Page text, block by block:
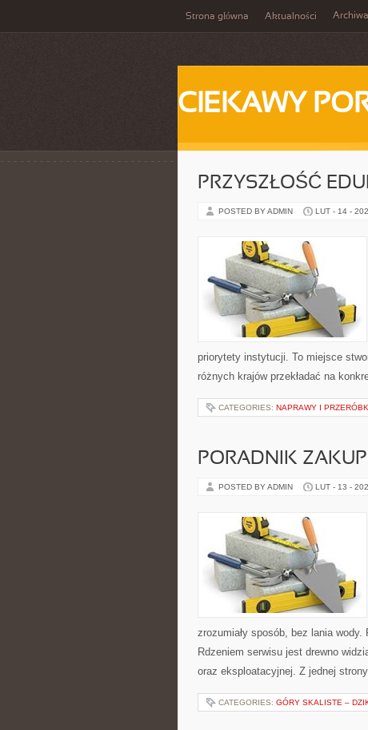
Strona główna Aktualności Archiwa
CIEKAWY
PRZYSZŁOŚĆ
POSTED BY ADMIN LUT - 14 -
priorytety instytucji. To miejsce
różnych krajów przekładać na
CATEGORIES: NAPRAWY I
PORADNIK
POSTED BY ADMIN LUT - 13 -
zrozumiały sposób, bez lania
Rdzeniem serwisu jest drewno
oraz eksploatacyjnej. Z jednej
CATEGORIES: GÓRY SKALISTE –